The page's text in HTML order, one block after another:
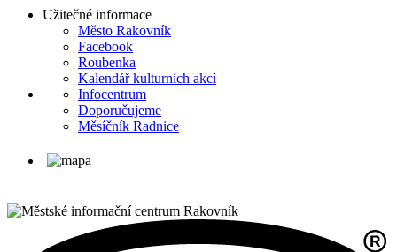
Užitečné informace
Město Rakovník
Facebook
Roubenka
Kalendář kulturních akcí
Infocentrum
Doporučujeme
Měsíčník Radnice